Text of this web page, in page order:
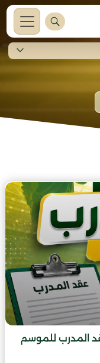
المدرب للموسم